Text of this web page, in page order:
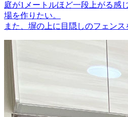
庭が1メートルほど一段上がる感
場を作りたい。
また、塀の上に目隠しのフェンス